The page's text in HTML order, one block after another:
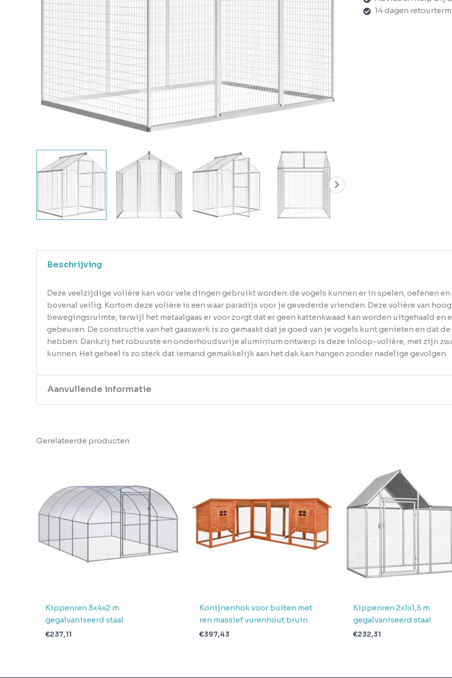
14 dagen
Beschrijving
Deze veelzijdige volière kan voor vele dingen gebruikt worden: de vogels kunnen er in spelen, oefenen
bovenal veilig. Kortom deze volière is een waar paradijs voor je gevederde vrienden. Deze volière van
bewegingsruimte, terwijl het metaalgaas er voor zorgt dat er geen kattenkwaad kan worden uitgehaald en
gebeuren. De constructie van het gaaswerk is zo gemaakt dat je goed van je vogels kunt genieten en dat
hebben. Dankzij het robuuste en onderhoudsvrije aluminium ontwerp is deze inloop-volière, met zijn
kunnen. Het geheel is zo sterk dat iemand gemakkelijk aan het dak kan hangen zonder nadelige gevolgen.
Aanvullende informatie
EAN
Aantal
pakketten in
levering
2
levertijd
Gerelateerde producten
Kippenren 3x4x2 m
gegalvaniseerd staal
€237,11
Konijnenhok voor buiten met
ren massief vurenhout bruin
€397,43
Kippenren 2x1x1,5 m
gegalvaniseerd staal
€232,31